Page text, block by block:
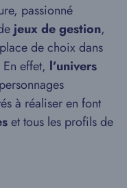
passionné
jeux de gestion,
de choix dans
effet, l’univers
à réaliser en font
et tous les profils de